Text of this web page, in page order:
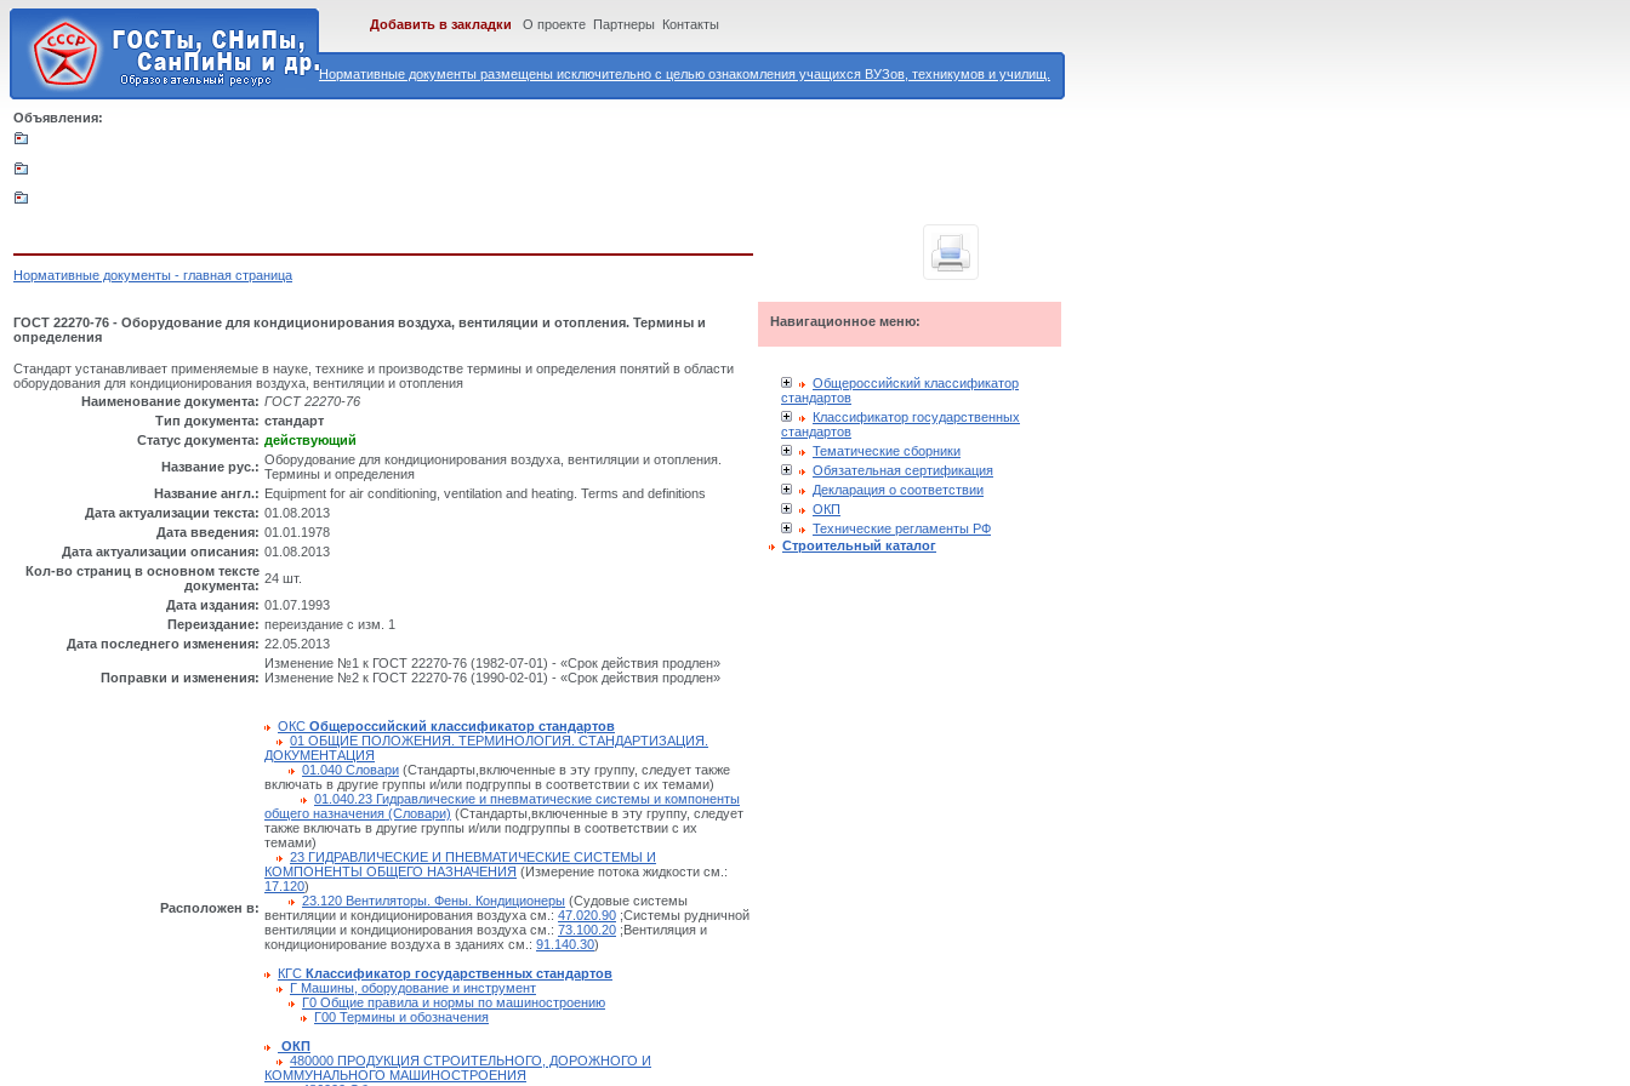
Нормативные документы размещены исключительно с целью ознакомления учащихся ВУЗов, техникумов и училищ.
Добавить в закладки О проекте Партнеры Контакты
Объявления:
Нормативные документы - главная страница
ГОСТ 22270-76 - Оборудование для кондиционирования воздуха, вентиляции и отопления. Термины и
определения
Стандарт устанавливает применяемые в науке, технике и производстве термины и определения понятий в области
оборудования для кондиционирования воздуха, вентиляции и отопления
Наименование документа: ГОСТ 22270-76
Тип документа: стандарт
Статус документа: действующий
Название рус.: Оборудование для кондиционирования воздуха, вентиляции и отопления.
Термины и определения
Название англ.: Equipment for air conditioning, ventilation and heating. Terms and definitions
Дата актуализации текста: 01.08.2013
Дата введения: 01.01.1978
Дата актуализации описания: 01.08.2013
Кол-во страниц в основном тексте
документа: 24 шт.
Дата издания: 01.07.1993
Переиздание: переиздание с изм. 1
Дата последнего изменения: 22.05.2013
Поправки и изменения:
Изменение №1 к ГОСТ 22270-76 (1982-07-01) - «Срок действия продлен»
Изменение №2 к ГОСТ 22270-76 (1990-02-01) - «Срок действия продлен»
Расположен в:
ОКС Общероссийский классификатор стандартов
01 ОБЩИЕ ПОЛОЖЕНИЯ. ТЕРМИНОЛОГИЯ. СТАНДАРТИЗАЦИЯ.
ДОКУМЕНТАЦИЯ
01.040 Словари (Стандарты,включенные в эту группу, следует также
включать в другие группы и/или подгруппы в соответствии с их темами)
01.040.23 Гидравлические и пневматические системы и компоненты
общего назначения (Словари) (Стандарты,включенные в эту группу, следует
также включать в другие группы и/или подгруппы в соответствии с их
темами)
23 ГИДРАВЛИЧЕСКИЕ И ПНЕВМАТИЧЕСКИЕ СИСТЕМЫ И
КОМПОНЕНТЫ ОБЩЕГО НАЗНАЧЕНИЯ (Измерение потока жидкости см.:
17.120)
23.120 Вентиляторы. Фены. Кондиционеры (Судовые системы
вентиляции и кондиционирования воздуха см.: 47.020.90 ;Системы рудничной
вентиляции и кондиционирования воздуха см.: 73.100.20 ;Вентиляция и
кондиционирование воздуха в зданиях см.: 91.140.30)
КГС Классификатор государственных стандартов
Г Машины, оборудование и инструмент
Г0 Общие правила и нормы по машиностроению
Г00 Термины и обозначения
ОКП
480000 ПРОДУКЦИЯ СТРОИТЕЛЬНОГО, ДОРОЖНОГО И
КОММУНАЛЬНОГО МАШИНОСТРОЕНИЯ
Навигационное меню:
Общероссийский классификатор
стандартов
Классификатор государственных
стандартов
Тематические сборники
Обязательная сертификация
Декларация о соответствии
ОКП
Технические регламенты РФ
Строительный каталог